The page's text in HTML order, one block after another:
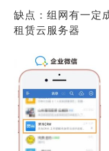
缺点：组网有一定
租赁云服务器